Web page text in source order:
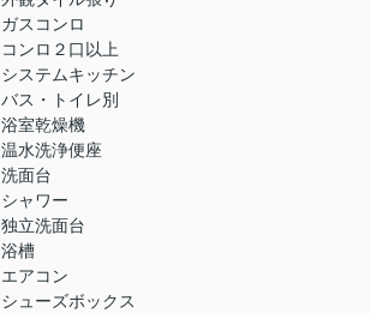
ガスコンロ
コンロ２口以上
システムキッチン
バス・トイレ別
浴室乾燥機
温水洗浄便座
洗面台
シャワー
独立洗面台
浴槽
エアコン
シューズボックス